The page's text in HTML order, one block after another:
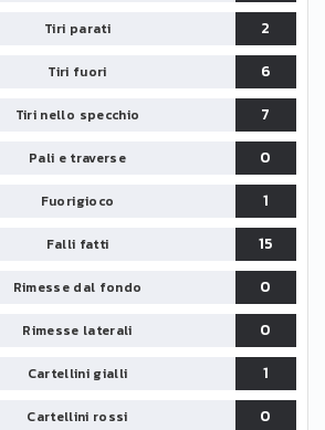
Tiri parati
2
Tiri fuori
6
Tiri nello specchio
7
Pali e traverse
0
Fuorigioco
1
Falli fatti
15
Rimesse dal fondo
0
Rimesse laterali
0
Cartellini gialli
1
Cartellini rossi
0